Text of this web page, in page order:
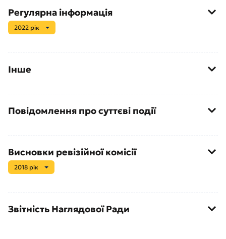
Регулярна інформація
2022 рік
Інше
Повідомлення про суттєві події
Висновки ревізійної комісії
2018 рік
Звітність Наглядової Ради